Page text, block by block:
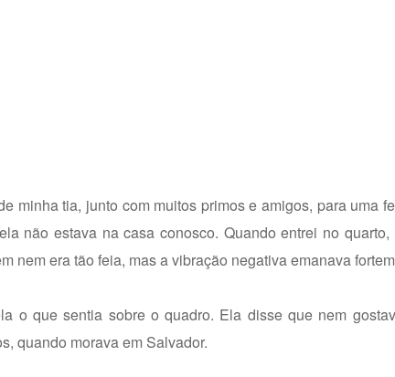
minha tia, junto com muitos primos e amigos, para uma
não estava na casa conosco. Quando entrei no
nem era tão feia, mas a vibração negativa emanava
o que sentia sobre o quadro. Ela disse que nem
quando morava em Salvador.